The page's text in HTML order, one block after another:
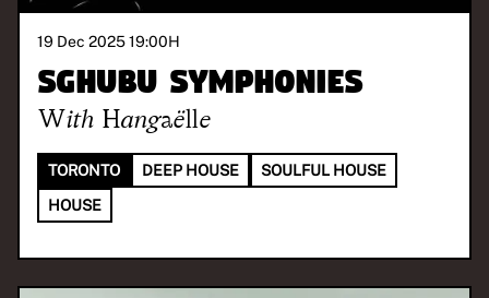
19 Dec 2025 19:00H
Sghubu Symphonies
With Hangaëlle
TORONTO DEEP HOUSE
SOULFUL HOUSE
HOUSE